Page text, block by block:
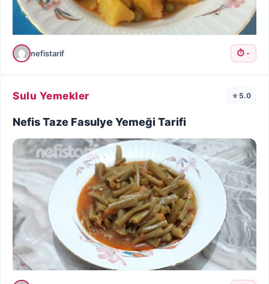
nefistarif ⏱️ -
Sulu Yemekler ⭐ 5.0
Nefis Taze Fasulye Yemeği Tarifi